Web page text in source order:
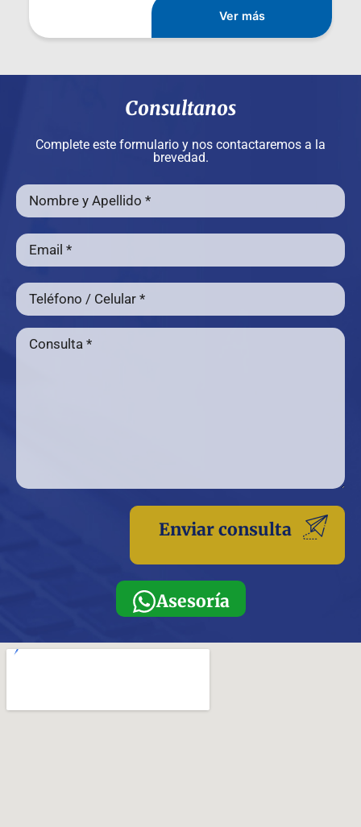
Ver más
Consultanos
Complete este formulario y nos contactaremos a la
brevedad.
Asesoría